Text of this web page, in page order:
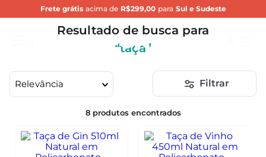
Frete grátis acima de R$299,00 para Sul e Sudeste
taça
taça
Relevância Filtrar
8 produtos